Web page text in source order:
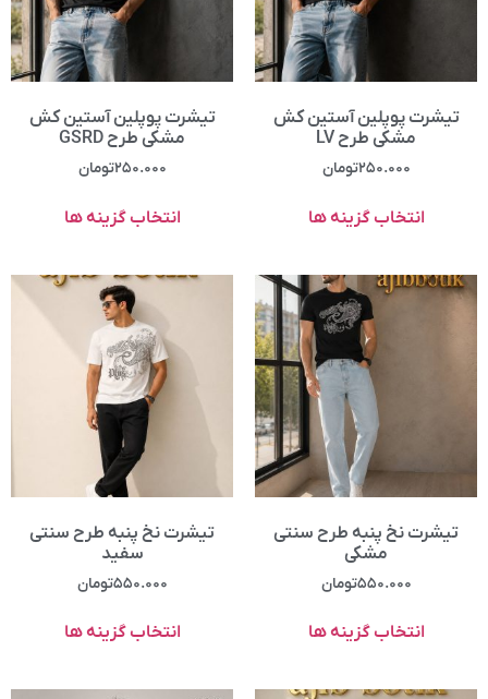
تیشرت پوپلین آستین کش
مشکی طرح LV
۲۵۰.۰۰۰تومان
انتخاب گزینه ها
تیشرت پوپلین آستین کش
مشکی طرح GSRD
۲۵۰.۰۰۰تومان
انتخاب گزینه ها
تیشرت نخ پنبه طرح سنتی
مشکی
۵۵۰.۰۰۰تومان
انتخاب گزینه ها
تیشرت نخ پنبه طرح سنتی
سفید
۵۵۰.۰۰۰تومان
انتخاب گزینه ها